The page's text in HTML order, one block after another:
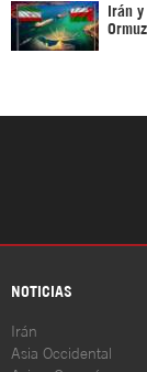
Irán
Ormuz
NOTICIAS
Irán
Asia Occidental